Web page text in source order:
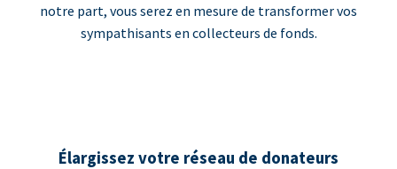
notre part, vous serez en mesure de transformer vos
sympathisants en collecteurs de fonds.
Élargissez votre réseau de donateurs